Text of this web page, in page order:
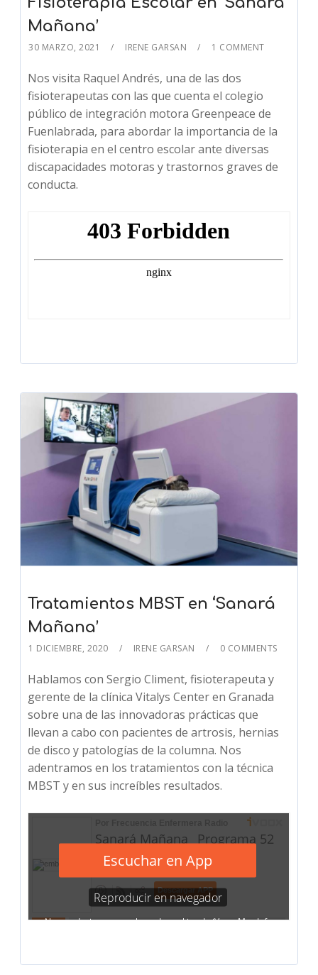
Mañana’
30 MARZO, 2021 IRENE GARSAN 1 COMMENT
Nos visita Raquel Andrés, una de las dos
fisioterapeutas con las que cuenta el colegio
público de integración motora Greenpeace de
Fuenlabrada, para abordar la importancia de la
fisioterapia en el centro escolar ante diversas
discapacidades motoras y trastornos graves de
conducta.
Tratamientos MBST en ‘Sanará
Mañana’
1 DICIEMBRE, 2020 IRENE GARSAN 0 COMMENTS
Hablamos con Sergio Climent, fisioterapeuta y
gerente de la clínica Vitalys Center en Granada
sobre una de las innovadoras prácticas que
llevan a cabo con pacientes de artrosis, hernias
de disco y patologías de la columna. Nos
adentramos en los tratamientos con la técnica
MBST y en sus increíbles resultados.